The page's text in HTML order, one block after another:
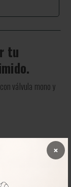
×
tu
válvula mono y